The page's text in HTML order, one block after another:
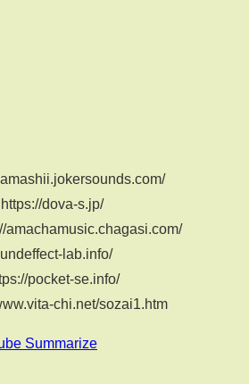
dova-s.jp/
lab.info/
pocket-se.info/
chi.net/sozai1.htm
Summarize